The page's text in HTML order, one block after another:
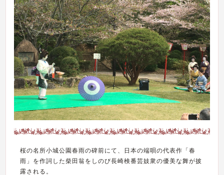
桜の名所小城公園春雨の碑前にて、日本の端唄の代表作「春
雨」を作詞した柴田翁をしのび長崎検番芸妓衆の優美な舞が披
露される。